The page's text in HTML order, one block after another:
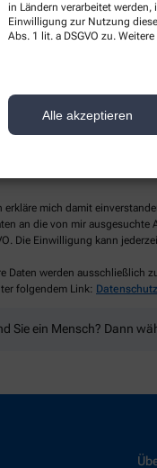
in Ländern verarbeitet
Einwilligung zur Nutzung
Abs. 1 lit. a DSGVO zu.
Alle akzeptieren
*
Sie die Pflichtfelder aus
erkläre mich damit
an die von mir ausgesuchte
Die Einwilligung kann
Daten werden ausschließlich
folgendem Link: Datenschutz
Sie ein Mensch? Dann